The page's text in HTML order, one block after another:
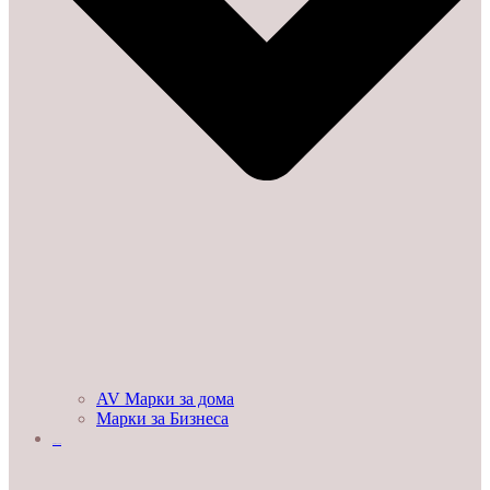
AV Марки за дома
Марки за Бизнеса